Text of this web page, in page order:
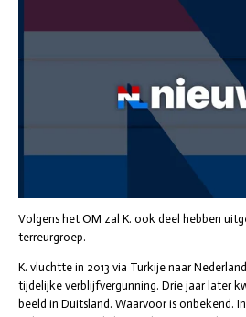
Volgens het OM zal K. ook deel hebben
terreurgroep.
K. vluchtte in 2013 via Turkije naar
tijdelijke verblijfvergunning. Drie jaar later
beeld in Duitsland. Waarvoor is onbekend.